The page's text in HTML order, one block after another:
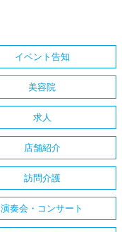
イベント告知
美容院
求人
店舗紹介
訪問介護
演奏会・コンサート